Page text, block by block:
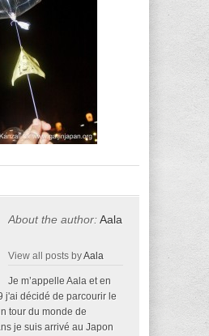
About the author:Aala
View all posts byAala
Je m’appelle Aala et en
j'ai décidé de parcourir le
tour du monde de
je suis arrivé au Japon